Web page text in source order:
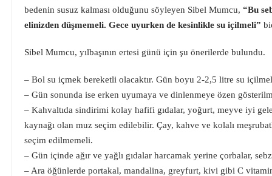
bedenin susuz kalması olduğunu söyleyen Sibel Mumcu, “Bu
elinizden düşmemeli. Gece uyurken de kesinlikle su içilmeli”
Sibel Mumcu, yılbaşının ertesi günü için şu önerilerde bulundu.
– Bol su içmek bereketli olacaktır. Gün boyu 2-2,5 litre su
– Gün sonunda ise erken uyumaya ve dinlenmeye özen
– Kahvaltıda sindirimi kolay hafifi gıdalar, yoğurt, meyve iyi
kaynağı olan muz seçim edilebilir. Çay, kahve ve kolalı
seçim edilmemeli.
– Gün içinde ağır ve yağlı gıdalar harcamak yerine çorbalar,
– Ara öğünlerde portakal, mandalina, greyfurt, kivi gibi C